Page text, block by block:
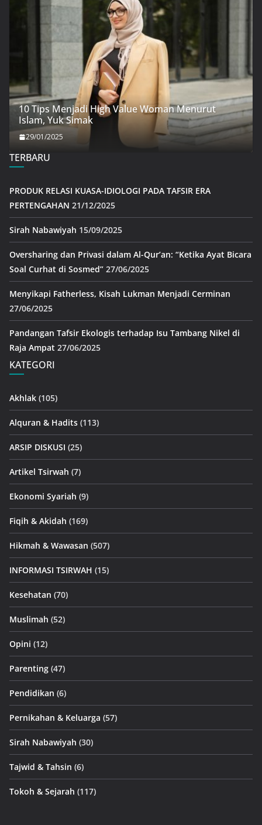
10 Tips Menjadi High Value Woman Menurut
Islam, Yuk Simak
29/01/2025
TERBARU
PRODUK RELASI KUASA-IDIOLOGI PADA TAFSIR ERA
PERTENGAHAN 21/12/2025
Sirah Nabawiyah 15/09/2025
Oversharing dan Privasi dalam Al-Qur’an: “Ketika Ayat Bicara
Soal Curhat di Sosmed” 27/06/2025
Menyikapi Fatherless, Kisah Lukman Menjadi Cerminan
27/06/2025
Pandangan Tafsir Ekologis terhadap Isu Tambang Nikel di
Raja Ampat 27/06/2025
KATEGORI
Akhlak (105)
Alquran & Hadits (113)
ARSIP DISKUSI (25)
Artikel Tsirwah (7)
Ekonomi Syariah (9)
Fiqih & Akidah (169)
Hikmah & Wawasan (507)
INFORMASI TSIRWAH (15)
Kesehatan (70)
Muslimah (52)
Opini (12)
Parenting (47)
Pendidikan (6)
Pernikahan & Keluarga (57)
Sirah Nabawiyah (30)
Tajwid & Tahsin (6)
Tokoh & Sejarah (117)